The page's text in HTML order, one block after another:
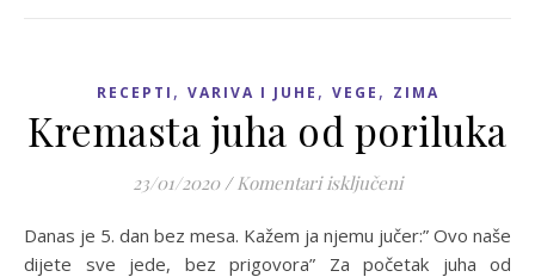
RECEPTI , VARIVA I JUHE , VEGE , ZIMA
Kremasta juha od poriluka
23/01/2020 / Komentari isključeniza Kremasta
Danas je 5. dan bez mesa. Kažem ja njemu jučer:” Ovo naše
dijete sve jede, bez prigovora” Za početak juha od